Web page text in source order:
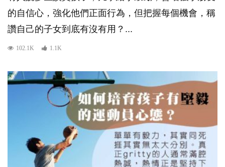
的自信心，強化他們正面行為，但把握每個機會，稱
讚自己的子女到底有沒有用？...
102.1K 1.1K